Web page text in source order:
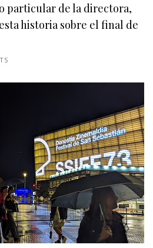
particular de la directora,
historia sobre el final de